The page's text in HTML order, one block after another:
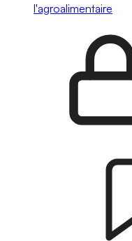
l'agroalimentaire